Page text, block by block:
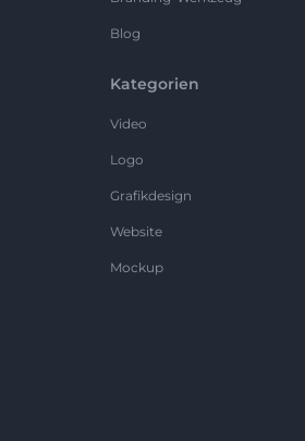
Blog
Kategorien
Video
Logo
Grafikdesign
Website
Mockup